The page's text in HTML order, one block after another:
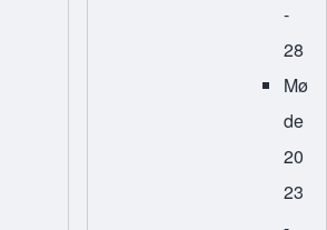
-
28
Mø
de
20
23